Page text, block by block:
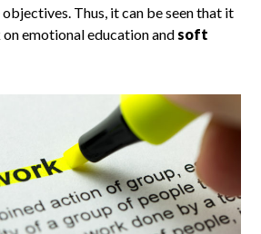
Thus, it can be seen that it
emotional education and soft